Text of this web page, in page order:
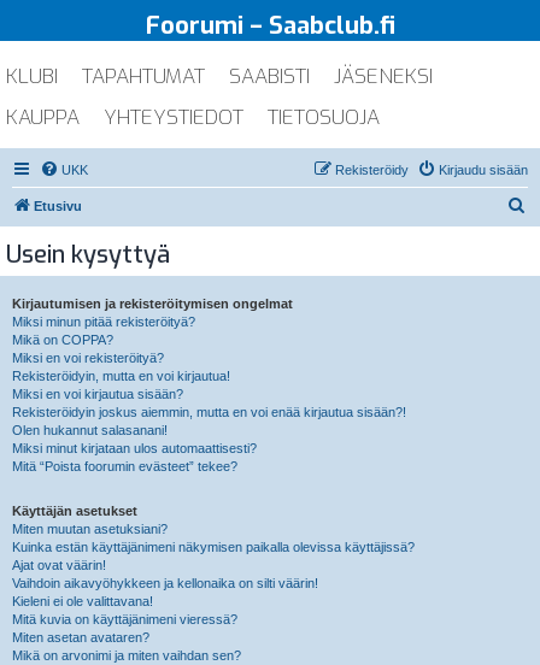
Foorumi – Saabclub.fi
KLUBI TAPAHTUMAT SAABISTI
JÄSENEKSI
KAUPPA
YHTEYSTIEDOT TIETOSUOJA
UKK Kirjaudu sisään
Rekisteröidy
Etusivu
Usein kysyttyä
Kirjautumisen ja rekisteröitymisen ongelmat
Miksi minun pitää rekisteröityä?
Mikä on COPPA?
Miksi en voi rekisteröityä?
Rekisteröidyin, mutta en voi kirjautua!
Miksi en voi kirjautua sisään?
Rekisteröidyin joskus aiemmin, mutta en voi enää kirjautua sisään?!
Olen hukannut salasanani!
Miksi minut kirjataan ulos automaattisesti?
Mitä “Poista foorumin evästeet” tekee?
Käyttäjän asetukset
Miten muutan asetuksiani?
Kuinka estän käyttäjänimeni näkymisen paikalla olevissa käyttäjissä?
Ajat ovat väärin!
Vaihdoin aikavyöhykkeen ja kellonaika on silti väärin!
Kieleni ei ole valittavana!
Mitä kuvia on käyttäjänimeni vieressä?
Miten asetan avataren?
Mikä on arvonimi ja miten vaihdan sen?